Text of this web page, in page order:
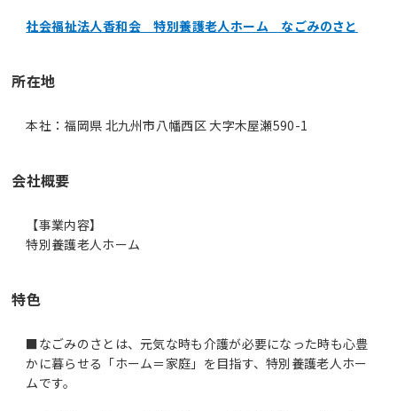
社会福祉法人香和会 特別養護老人ホーム なごみのさと
所在地
本社：福岡県 北九州市八幡西区 大字木屋瀬590-1
会社概要
【事業内容】
特別養護老人ホーム
特色
■なごみのさとは、元気な時も介護が必要になった時も心豊
かに暮らせる「ホーム＝家庭」を目指す、特別養護老人ホー
ムです。